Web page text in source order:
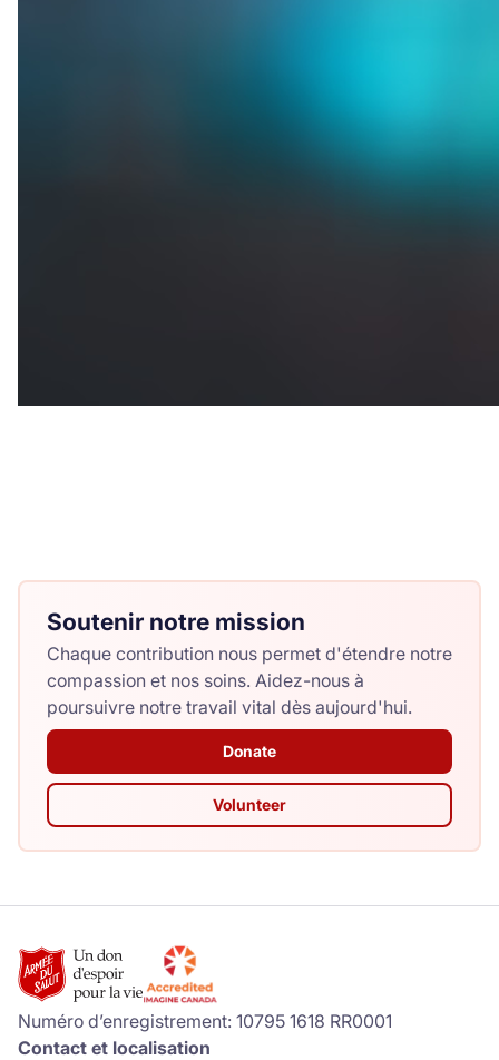
Soutenir notre mission
Chaque contribution nous permet d'étendre notre
compassion et nos soins. Aidez-nous à
poursuivre notre travail vital dès aujourd'hui.
Donate
Volunteer
Numéro d’enregistrement: 10795 1618 RR0001
Contact et localisation